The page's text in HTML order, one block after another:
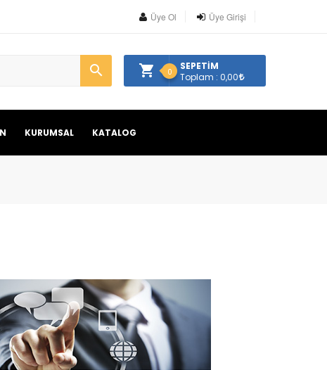
Üye Ol Üye Girişi
SEPETİM
0 Toplam : 0,00
KURUMSAL KATALOG